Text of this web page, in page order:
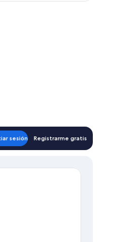
cortinas y puerta con diseño decorativo.
sesión Registrarme gratis